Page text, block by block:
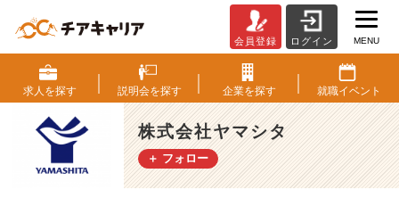
式
会
社
ヤ
マ
シ
会員登録 ログイン MENU
求人を探す 説明会を探す 企業を探す 就職イベント
株式会社ヤマシタ
＋ フォロー